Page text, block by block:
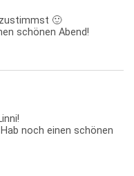
🙂
schönen Abend!
noch einen schönen